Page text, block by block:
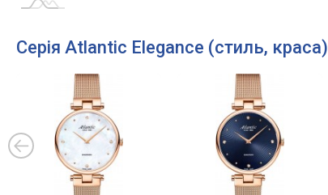
Серія Atlantic Elegance (стиль, краса)